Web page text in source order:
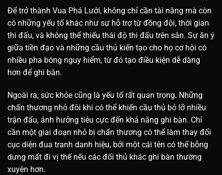
Để trở thành Vua Phá Lưới, không chỉ cần tài năng mà còn
có những yếu tố khác như sự hỗ trợ từ đồng đội, thời gian
thi đấu, và không thể thiếu thái độ thi đấu trên sân. Sự ăn ý
giữa tiền đạo và những cầu thủ kiến tạo cho họ cơ hội có
nhiều pha bóng nguy hiểm, từ đó tạo điều kiện dễ dàng
hơn để ghi bàn.
Ngoài ra, sức khỏe cũng là yếu tố rất quan trọng. Những
chấn thương nhỏ đôi khi có thể khiến cầu thủ bỏ lỡ nhiều
trận đấu, ảnh hưởng tiêu cực đến khả năng ghi bàn. Chỉ
cần một giai đoạn nhỏ bị chấn thương có thể làm thay đổi
cục diện đua tranh danh hiệu, bởi một cái tên có thể bỗng
dưng mất đi vị thế nếu các đối thủ khác ghi bàn thường
xuyên hơn.